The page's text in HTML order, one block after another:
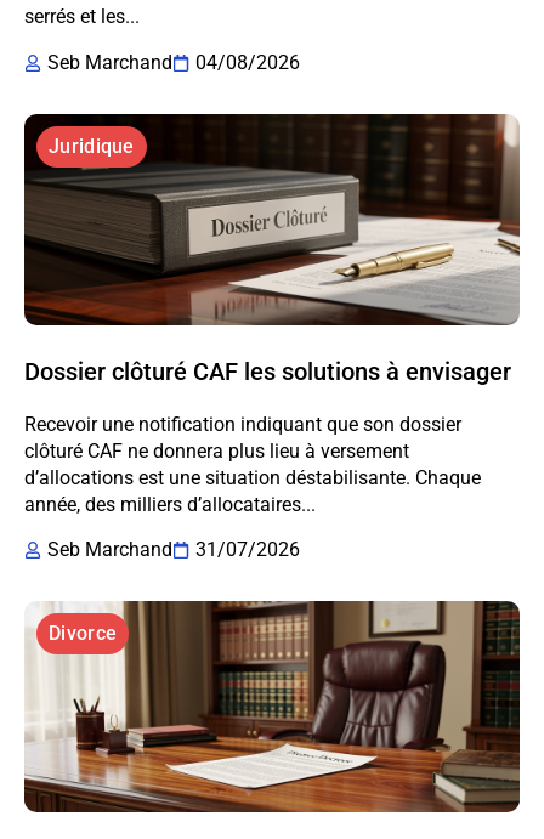
serrés et les...
Seb Marchand
04/08/2026
Juridique
Dossier clôturé CAF les solutions à envisager
Recevoir une notification indiquant que son dossier
clôturé CAF ne donnera plus lieu à versement
d’allocations est une situation déstabilisante. Chaque
année, des milliers d’allocataires...
Seb Marchand
31/07/2026
Divorce